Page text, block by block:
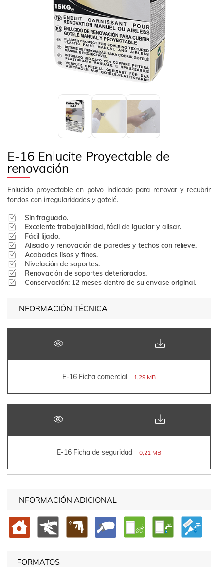
EMPRESA
CONTACTO
ÁREA CLIENTE
E-16 Enlucite Proyectable de
renovación
Enlucido proyectable en polvo indicado para renovar y recubrir
fondos con irregularidades y gotelé.
Sin fraguado.
Excelente trabajabilidad, fácil de igualar y alisar.
Fácil lijado.
Alisado y renovación de paredes y techos con relieve.
Acabados lisos y finos.
Nivelación de soportes.
Renovación de soportes deteriorados.
Conservación: 12 meses dentro de su envase original.
INFORMACIÓN TÉCNICA
E-16 Ficha comercial 1,29 MB
E-16 Ficha de seguridad 0,21 MB
INFORMACIÓN ADICIONAL
FORMATOS